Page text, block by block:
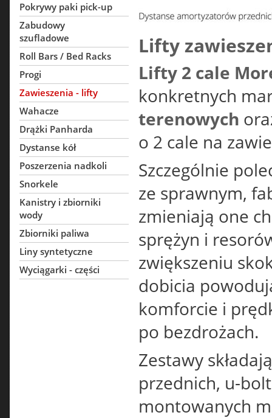
Pokrywy paki pick-up
Zabudowy
szufladowe
Roll Bars / Bed Racks
Progi
Zawieszenia - lifty
Wahacze
Drążki Panharda
Dystanse kół
Poszerzenia nadkoli
Snorkele
Kanistry i zbiorniki
wody
Zbiorniki paliwa
Liny syntetyczne
Wyciągarki - części
Lifty
Lifty 2 cale
konkretnych
terenowych
o 2 cale na
Szczególnie
ze sprawnym,
zmieniają one
sprężyn i
zwiększeniu
dobicia
komforcie i
po bezdrożach.
Zestawy
przednich, u-
montowanych